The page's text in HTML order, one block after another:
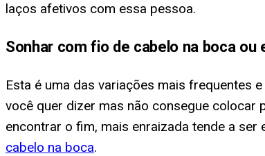
laços afetivos com essa pessoa.
Sonhar com fio de cabelo na boca ou
Esta é uma das variações mais frequentes
você quer dizer mas não consegue colocar
encontrar o fim, mais enraizada tende a
cabelo na boca.